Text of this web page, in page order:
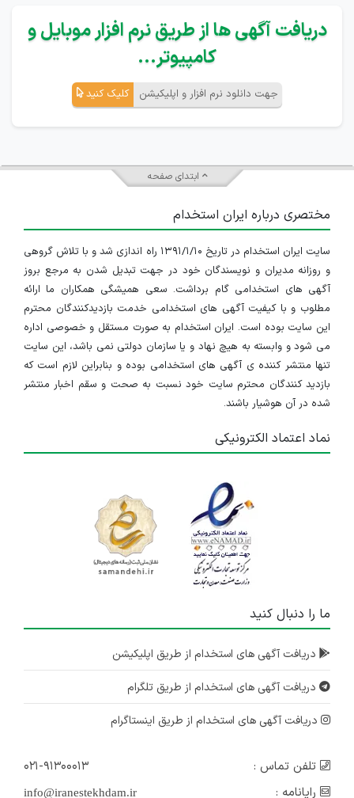
دریافت آگهی ها از طریق نرم افزار موبایل و
کامپیوتر...
جهت دانلود نرم افزار و اپلیکیشن کلیک کنید
ابتدای صفحه
مختصری درباره ایران استخدام
سایت ایران استخدام در تاریخ ۱۳۹۱/۱/۱۰ راه اندازی شد و با تلاش گروهی
و روزانه مدیران و نویسندگان خود در جهت تبدیل شدن به مرجع بروز
آگهی های استخدامی گام برداشت. سعی همیشگی همکاران ما ارائه
مطلوب و با کیفیت آگهی های استخدامی خدمت بازدیدکنندگان محترم
این سایت بوده است. ایران استخدام به صورت مستقل و خصوصی اداره
می شود و وابسته به هیچ نهاد و یا سازمان دولتی نمی باشد، این سایت
تنها منتشر کننده ی آگهی های استخدامی بوده و بنابراین لازم است که
بازدید کنندگان محترم سایت خود نسبت به صحت و سقم اخبار منتشر
شده در آن هوشیار باشند.
نماد اعتماد الکترونیکی
ما را دنبال کنید
دریافت آگهی های استخدام از طریق اپلیکیشن
دریافت آگهی های استخدام از طریق تلگرام
دریافت آگهی های استخدام از طریق اینستاگرام
تلفن تماس :
۰۲۱-۹۱۳۰۰۰۱۳
رایانامه :
info@iranestekhdam.ir